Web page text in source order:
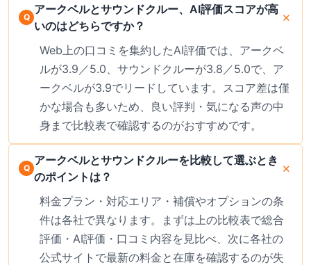
アークベルとサウンドクルー、AI評価スコアが高
いのはどちらですか？
Web上の口コミを集約したAI評価では、アークベ
ルが3.9／5.0、サウンドクルーが3.8／5.0で、ア
ークベルが3.9でリードしています。スコア差は僅
かな場合も多いため、良い評判・気になる声の中
身まで比較表で確認するのがおすすめです。
アークベルとサウンドクルーを比較して選ぶとき
のポイントは？
料金プラン・対応エリア・補償やオプションの条
件は各社で異なります。まずは上の比較表で総合
評価・AI評価・口コミ内容を見比べ、次に各社の
公式サイトで最新の料金と在庫を確認するのが失